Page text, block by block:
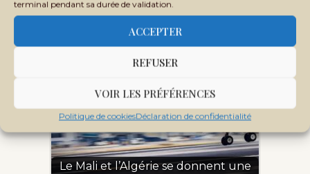
terminal pendant sa durée de validation.
ACCEPTER
REFUSER
VOIR LES PRÉFÉRENCES
Politique de cookiesDéclaration de confidentialité
Après sa visite à Bamako, Romuald
Wadagni convie…
Le Mali et l’Algérie se donnent une